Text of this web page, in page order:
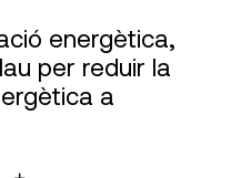
energètica,
per reduir la
a